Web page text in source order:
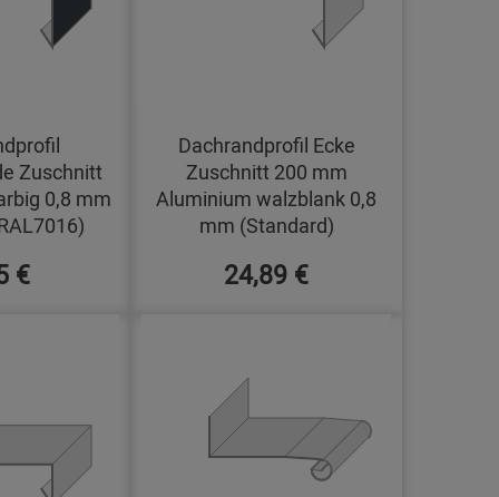
Zuschnitt
0,8 mm
€
Dachrandprofil Ecke
Zuschnitt 200 mm
Aluminium walzblank 0,8
mm (Standard)
24,89 €